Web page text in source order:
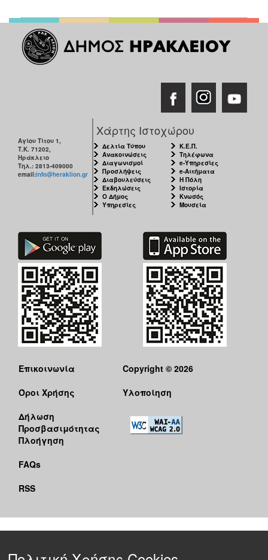
Αγίου Τίτου 1,
Τ.Κ. 71202,
Ηράκλειο
Τηλ.: 2813-409000
email:info@heraklion.gr
Χάρτης Ιστοχώρου
Δελτία Τύπου
Ανακοινώσεις
Διαγωνισμοί
Προσλήψεις
Διαβουλεύσεις
Εκδηλώσεις
Ο Δήμος
Υπηρεσίες
Κ.Ε.Π.
Τηλέφωνα
e-Υπηρεσίες
e-Αιτήματα
Η Πόλη
Ιστορία
Κνωσός
Μουσεία
Επικοινωνία
Όροι Χρήσης
Δήλωση
Προσβασιμότητας
Πλοήγηση
FAQs
RSS
Copyright © 2026
Υλοποίηση